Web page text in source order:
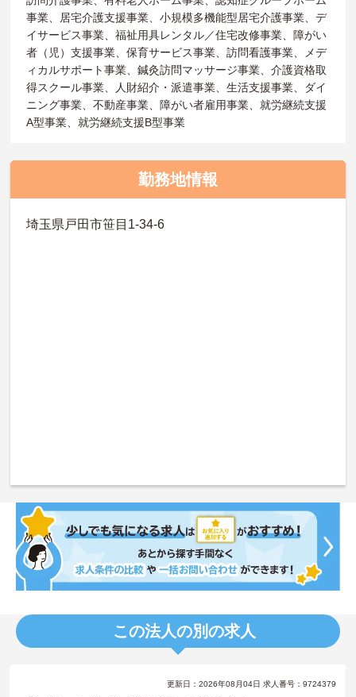
事業、居宅介護支援事業、小規模多機能型居宅介護事業、デ
イサービス事業、福祉用具レンタル／住宅改修事業、障がい
者（児）支援事業、保育サービス事業、訪問看護事業、メデ
ィカルサポート事業、鍼灸訪問マッサージ事業、介護資格取
得スクール事業、人財紹介・派遣事業、生活支援事業、ダイ
ニング事業、不動産事業、障がい者雇用事業、就労継続支援
A型事業、就労継続支援B型事業
勤務地情報
埼玉県戸田市笹目1-34-6
この法人の別の求人
更新日：2026年08月04日 求人番号：9724379